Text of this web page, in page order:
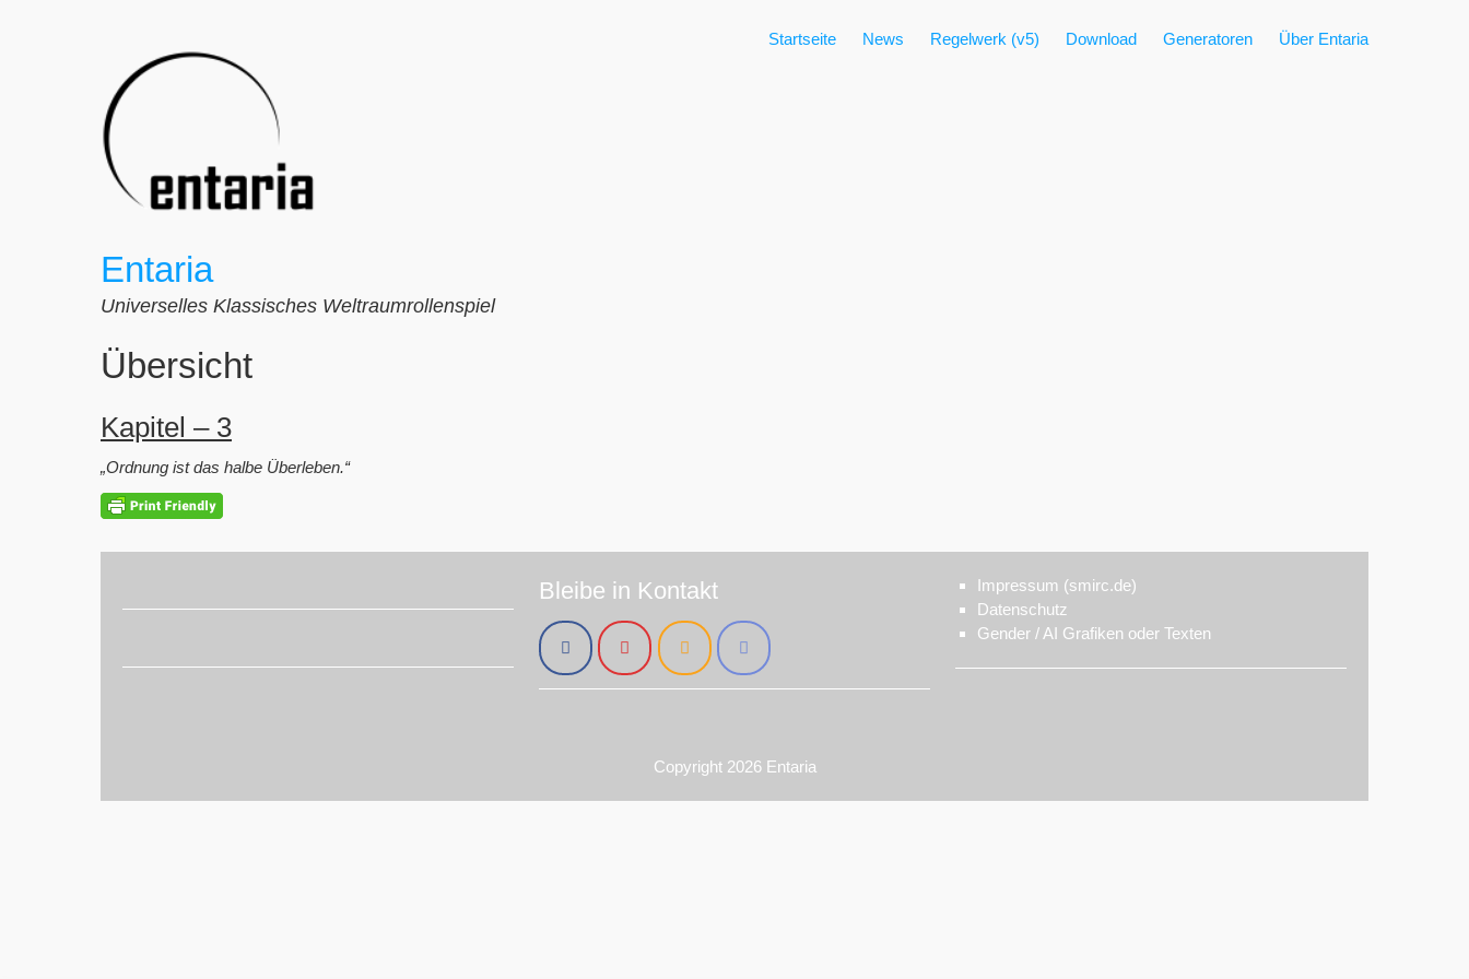
Entaria
Universelles Klassisches Weltraumrollenspiel
Startseite News Regelwerk (v5) Download Generatoren Über Entaria
Übersicht
Kapitel – 3
„Ordnung ist das halbe Überleben.“
Bleibe in Kontakt
Impressum (smirc.de)
Datenschutz
Gender / AI Grafiken oder Texten
Copyright 2026 Entaria